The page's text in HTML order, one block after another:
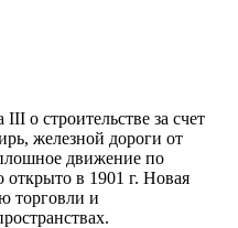
о строительстве за счет
железной дороги от
движение по
в 1901 г. Новая
торговли и